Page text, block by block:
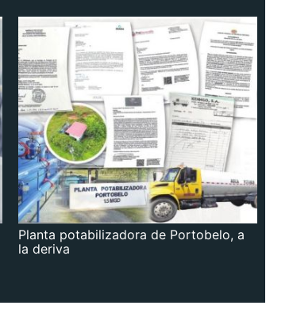
Planta potabilizadora de Portobelo, a
la deriva